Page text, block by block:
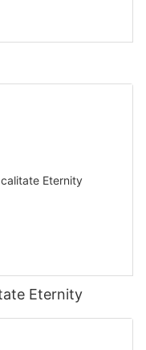
Eternity